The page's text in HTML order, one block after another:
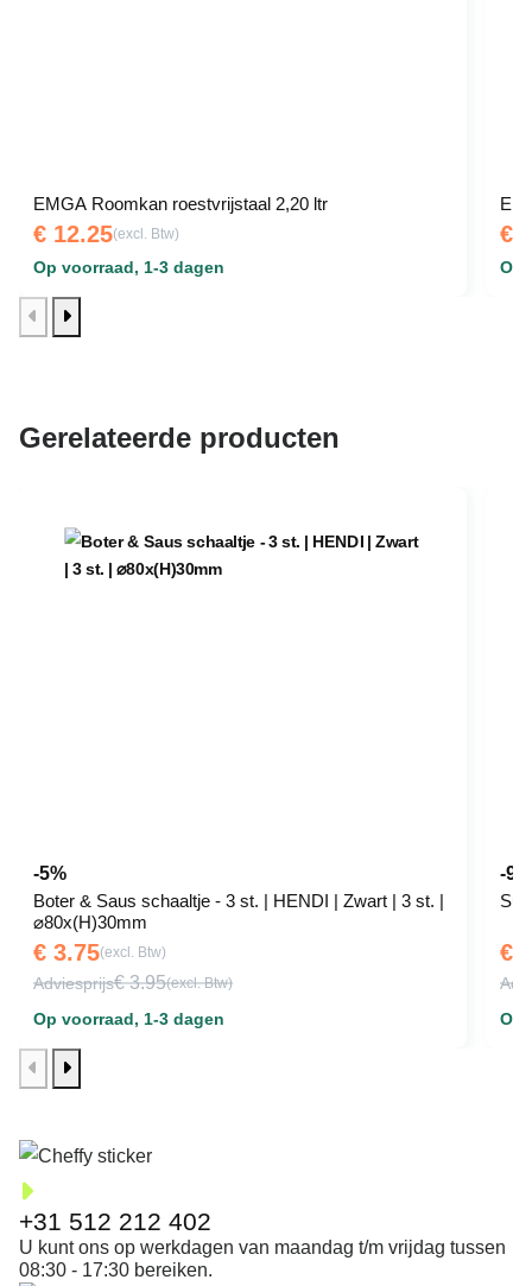
EMGA Roomkan roestvrijstaal 2,20 ltr
€ 12.25(excl. Btw)
Op voorraad, 1-3 dagen
€
Op
Gerelateerde producten
-5%
Boter & Saus schaaltje - 3 st. | HENDI | Zwart | 3 st. |
⌀80x(H)30mm
€ 3.75(excl. Btw)
Adviesprijs€ 3.95(excl. Btw)
Op voorraad, 1-3 dagen
-
€
Op
+31 512 212 402
U kunt ons op werkdagen van maandag t/m vrijdag tussen
08:30 - 17:30 bereiken.